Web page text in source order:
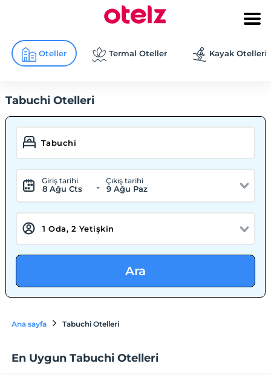
Oteller Termal Oteller Kayak Otelleri
Tabuchi Otelleri
Giriş tarihi
8 Ağu Cts -
Çıkış tarihi
9 Ağu Paz
Ara
Ana sayfa Tabuchi Otelleri
En Uygun Tabuchi Otelleri